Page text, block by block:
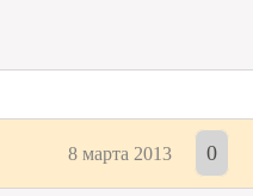
8 марта 2013 0